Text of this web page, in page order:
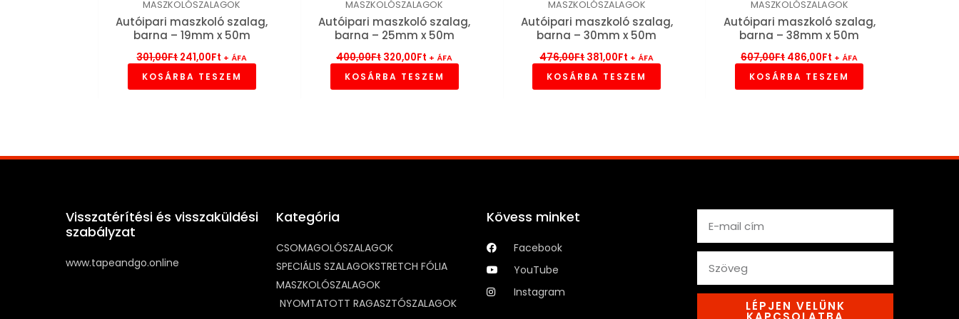
MASZKOLÓSZALAGOK
Autóipari maszkoló szalag,
barna – 19mm x 50m
301,00Ft241,00Ft + ÁFA
KOSÁRBA TESZEM
MASZKOLÓSZALAGOK
Autóipari maszkoló szalag,
barna – 25mm x 50m
400,00Ft 320,00Ft + ÁFA
KOSÁRBA TESZEM
MASZKOLÓSZALAGOK
Autóipari maszkoló szalag,
barna – 30mm x 50m
476,00Ft381,00Ft + ÁFA
KOSÁRBA TESZEM
MASZKOLÓSZALAGOK
Autóipari maszkoló szalag,
barna – 38mm x 50m
607,00Ft 486,00Ft + ÁFA
KOSÁRBA TESZEM
Visszatérítési és visszaküldési
szabályzat
www.tapeandgo.online
Kategória
CSOMAGOLÓSZALAGOK
SPECIÁLIS SZALAGOKSTRETCH FÓLIA
MASZKOLÓSZALAGOK
NYOMTATOTT RAGASZTÓSZALAGOK
Kövess minket
Facebook
YouTube
Instagram
LÉPJEN VELÜNK